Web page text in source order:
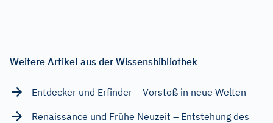
Weitere Artikel aus der Wissensbibliothek
Entdecker und Erfinder – Vorstoß in neue Welten
Renaissance und Frühe Neuzeit – Entstehung des